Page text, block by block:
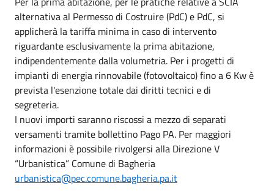
alternativa al Permesso di Costruire (PdC) e PdC, si
applicherà la tariffa minima in caso di intervento
riguardante esclusivamente la prima abitazione,
indipendentemente dalla volumetria. Per i progetti di
impianti di energia rinnovabile (fotovoltaico) fino a 6 Kw è
prevista l'esenzione totale dai diritti tecnici e di
segreteria.
I nuovi importi saranno riscossi a mezzo di separati
versamenti tramite bollettino Pago PA. Per maggiori
informazioni è possibile rivolgersi alla Direzione V
“Urbanistica” Comune di Bagheria
urbanistica@pec.comune.bagheria.pa.it